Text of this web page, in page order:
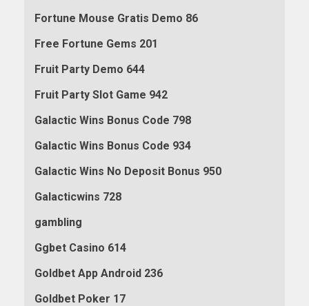
Fortune Mouse Gratis Demo 86
Free Fortune Gems 201
Fruit Party Demo 644
Fruit Party Slot Game 942
Galactic Wins Bonus Code 798
Galactic Wins Bonus Code 934
Galactic Wins No Deposit Bonus 950
Galacticwins 728
gambling
Ggbet Casino 614
Goldbet App Android 236
Goldbet Poker 17